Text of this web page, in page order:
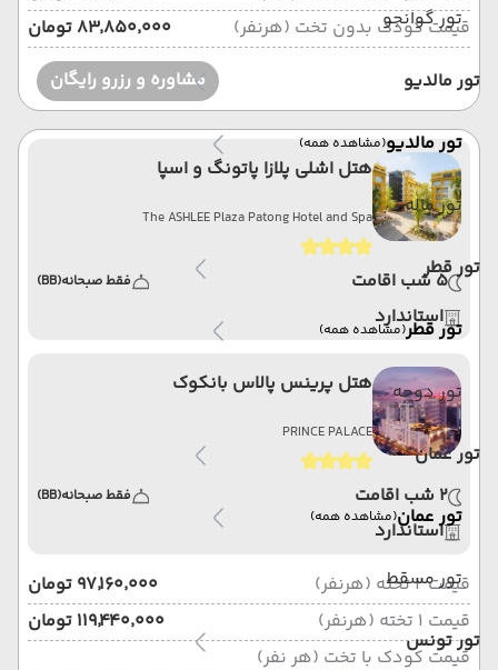
تور گوانجو
تور مالدیو
تور مالدیو(مشاهده همه)
تور ماله
تور قطر
تور قطر(مشاهده همه)
تور دوحه
تور عمان
تور عمان(مشاهده همه)
تور مسقط
تور تونس
قیمت کودک بدون تخت (هرنفر)
۸۳٬۸۵۰٬۰۰۰ تومان
مشاوره و رزرو رایگان
هتل اشلی پلازا پاتونگ و اسپا
The ASHLEE Plaza Patong Hotel and Spa
5 شب اقامت فقط صبحانه(BB)
استاندارد
هتل پرینس پالاس بانکوک
PRINCE PALACE
2 شب اقامت فقط صبحانه(BB)
استاندارد
قیمت 2 تخته (هرنفر)
۹۷٬۱۶۰٬۰۰۰ تومان
قیمت 1 تخته (هرنفر)
۱۱۹٬۴۴۰٬۰۰۰ تومان
قیمت کودک با تخت (هر نفر)